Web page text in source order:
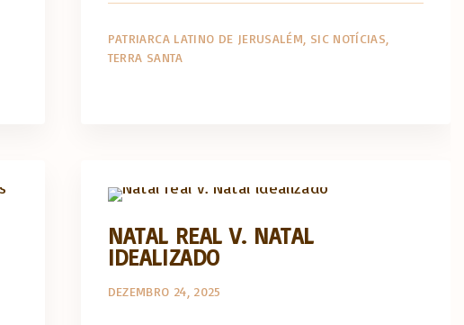
PATRIARCA LATINO DE JERUSALÉM SIC NOTÍCIAS
TERRA SANTA
NATAL REAL V. NATAL
IDEALIZADO
DEZEMBRO 24, 2025